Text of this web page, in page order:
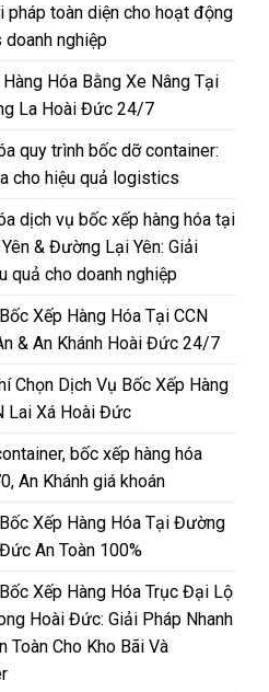
pháp toàn diện cho hoạt động
nghiệp
Hóa Bằng Xe Nâng Tại
La Hoài Đức 24/7
quy trình bốc dỡ container:
cho hiệu quả logistics
dịch vụ bốc xếp hàng hóa tại
& Đường Lại Yên: Giải
quả cho doanh nghiệp
Xếp Hàng Hóa Tại CCN
& An Khánh Hoài Đức 24/7
Chọn Dịch Vụ Bốc Xếp Hàng
Lai Xá Hoài Đức
bốc xếp hàng hóa
An Khánh giá khoán
Xếp Hàng Hóa Tại Đường
An Toàn 100%
Xếp Hàng Hóa Trục Đại Lộ
Hoài Đức: Giải Pháp Nhanh
Toàn Cho Kho Bãi Và